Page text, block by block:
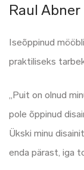
Raul Abner
Iseõppinud
praktiliseks
„Puit on olnud
pole õppinud
Ükski minu
enda pärast, iga